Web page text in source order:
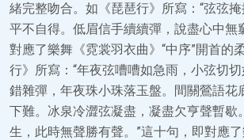
緒完整吻合。如《琵琶行》所寫：“弦弦
平不自得。低眉信手續續彈，說盡心中無
對應了樂舞《霓裳羽衣曲》“中序”開首的
行》所寫：“年夜弦嘈嘈如急雨，小弦切
錯雜彈，年夜珠小珠落玉盤。間關鶯語花
下難。冰泉冷澀弦凝盡，凝盡欠亨聲暫歇
生，此時無聲勝有聲。”這十句，即對應